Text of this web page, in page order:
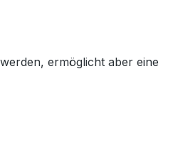
ermöglicht aber eine